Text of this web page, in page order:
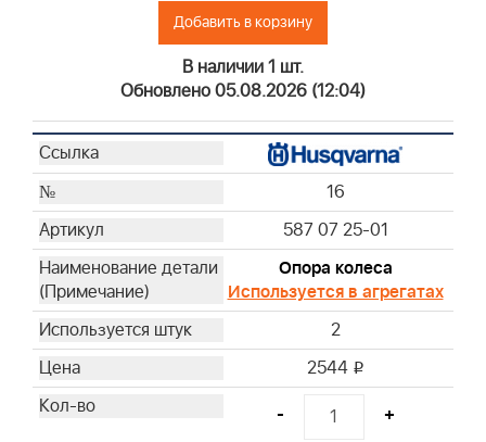
Добавить в корзину
В наличии 1 шт.
Обновлено 05.08.2026 (12:04)
16
587 07 25-01
Опора колеса
Используется в агрегатах
2
2544 i
- +